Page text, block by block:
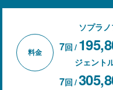
料金
ソプラ
7回 /
ジェント
7回 /